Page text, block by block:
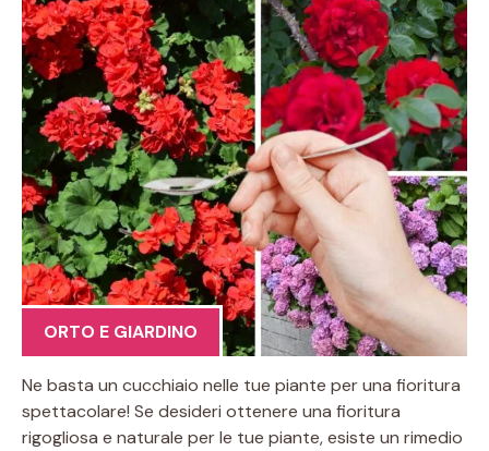
ORTO E GIARDINO
Ne basta un cucchiaio nelle tue piante per una fioritura
spettacolare! Se desideri ottenere una fioritura
rigogliosa e naturale per le tue piante, esiste un rimedio